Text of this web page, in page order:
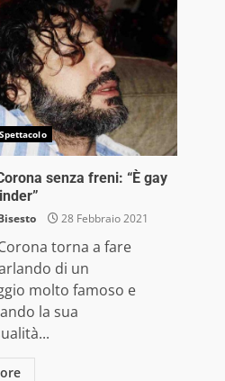
senza freni: “È gay
28 Febbraio 2021
torna a fare
di un
molto famoso e
la sua